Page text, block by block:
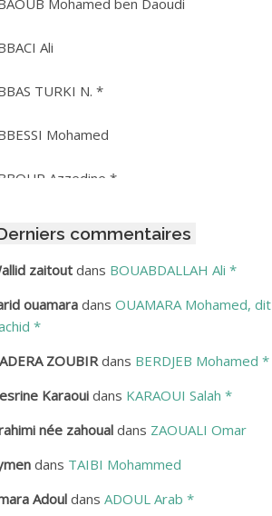
Ali
TURKI N. *
Mohamed
Azzedine *
Amar
Hamid
Mohamed
Lakhdar
Haciba
Mohamed Hamoud*
commentaires
zaitoutdans BOUABDALLAH Ali *
ouamaradans OUAMARA Mohamed, dit
*
ZOUBIRdans BERDJEB Mohamed *
Karaouidans KARAOUI Salah *
née zahoualdans ZAOUALI Omar
dans TAIBI Mohammed
Adouldans ADOUL Arab *